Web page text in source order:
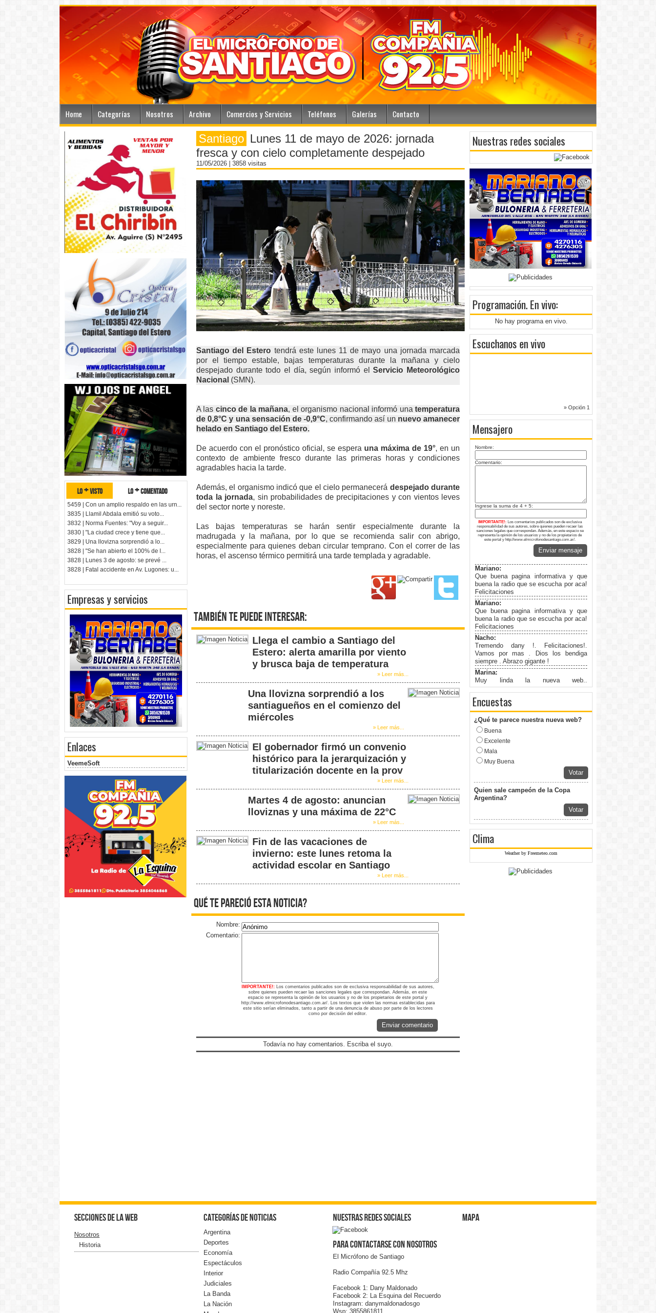
Home Categorías Nosotros Archivo Comercios y Servicios Teléfonos Galerías Contacto
lo + visto lo + comentado
5459 | Con un amplio respaldo en las urn...
3835 | Llamil Abdala emitió su voto...
3832 | Norma Fuentes: "Voy a seguir...
3830 | "La ciudad crece y tiene que...
3829 | Una llovizna sorprendió a lo...
3828 | "Se han abierto el 100% de l...
3828 | Lunes 3 de agosto: se prevé ...
3828 | Fatal accidente en Av. Lugones: u...
Empresas y servicios
Enlaces
VeemeSoft
Santiago Lunes 11 de mayo de 2026: jornada
fresca y con cielo completamente despejado
11/05/2026 | 3858 visitas
Santiago del Estero tendrá este lunes 11 de mayo una jornada marcada
por el tiempo estable, bajas temperaturas durante la mañana y cielo
despejado durante todo el día, según informó el Servicio Meteorológico
Nacional (SMN).
A las cinco de la mañana, el organismo nacional informó unatemperatura
de 0,8°C y una sensación de -0,9°C, confirmando así un nuevo amanecer
helado en Santiago del Estero.
De acuerdo con el pronóstico oficial, se espera una máxima de 19°, en un
contexto de ambiente fresco durante las primeras horas y condiciones
agradables hacia la tarde.
Además, el organismo indicó que el cielo permanecerá despejado durante
toda la jornada, sin probabilidades de precipitaciones y con vientos leves
del sector norte y noreste.
Las bajas temperaturas se harán sentir especialmente durante la
madrugada y la mañana, por lo que se recomienda salir con abrigo,
especialmente para quienes deban circular temprano. Con el correr de las
horas, el ascenso térmico permitirá una tarde templada y agradable.
También te puede interesar:
Llega el cambio a Santiago del
Estero: alerta amarilla por viento
y brusca baja de temperatura
» Leer más...
Una llovizna sorprendió a los
santiagueños en el comienzo del
miércoles
» Leer más...
El gobernador firmó un convenio
histórico para la jerarquización y
titularización docente en la prov
» Leer más...
Martes 4 de agosto: anuncian
lloviznas y una máxima de 22°C
» Leer más...
Fin de las vacaciones de
invierno: este lunes retoma la
actividad escolar en Santiago
» Leer más...
qué te pareció esta noticia?
Nombre:
Comentario:
IMPORTANTE!:
Los comentarios publicados son de exclusiva responsabilidad de sus autores,
sobre quienes pueden recaer las sanciones legales que correspondan. Además, en este
espacio se representa la opinión de los usuarios y no de los propietarios de este portal y
http://www.elmicrofonodesantiago.com.ar/. Los textos que violen las normas establecidas para
este sitio serían eliminados, tanto a partir de una denuncia de abuso por parte de los lectores
como por decisión del editor.
Enviar comentario
Todavía no hay comentarios. Escriba el suyo.
Nuestras redes sociales
Programación. En vivo:
No hay programa en vivo.
Escuchanos en vivo
» Opción 1
Mensajero
Nombre:
Comentario:
Ingrese la suma de 4 + 5:
IMPORTANTE!: Los comentarios publicados son de exclusiva
responsabilidad de sus autores, sobre quienes pueden recaer las
sanciones legales que correspondan. Además, en este espacio se
representa la opinión de los usuarios y no de los propietarios de
este portal y http://www.elmicrofonodesantiago.com.ar/.
Enviar mensaje
Mariano:
Que buena pagina informativa y que
buena la radio que se escucha por aca!
Felicitaciones
Mariano:
Que buena pagina informativa y que
buena la radio que se escucha por aca!
Felicitaciones
Nacho:
Tremendo dany !. Felicitaciones!.
Vamos por mas . Dios los bendiga
siempre . Abrazo gigante !
Marina:
Muy linda la nueva web..
Felicitaciones!
Encuestas
¿Qué te parece nuestra nueva web?
Buena
Excelente
Mala
Muy Buena
Votar
Quien sale campeón de la Copa
Argentina?
Votar
Clima
Weather by Freemeteo.com
Secciones de la web
Nosotros
Historia
Categorías de noticias
Argentina
Deportes
Economía
Espectáculos
Interior
Judiciales
La Banda
La Nación
Nuestras redes sociales
Para contactarse con nosotros
El Micrófono de Santiago
Radio Compañía 92.5 Mhz
Facebook 1: Dany Maldonado
Facebook 2: La Esquina del Recuerdo
Instagram: danymaldonadosgo
Wsp: 3855861811
Mapa